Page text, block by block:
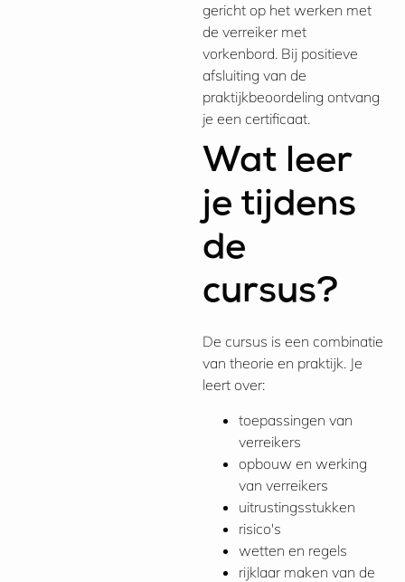
gericht op het werken met
de verreiker met
vorkenbord. Bij positieve
afsluiting van de
praktijkbeoordeling ontvang
je een certificaat.
Wat leer
je tijdens
de
cursus?
De cursus is een combinatie
van theorie en praktijk. Je
leert over:
toepassingen van
verreikers
opbouw en werking
van verreikers
uitrustingsstukken
risico's
wetten en regels
rijklaar maken van de